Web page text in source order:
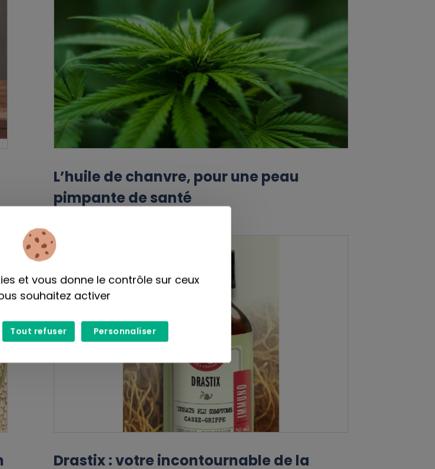
L’huile de chanvre, pour une peau
pimpante de santé
Drastix : votre incontournable de la
et vous donne le contrôle sur ceux
souhaitez activer
Tout refuser Personnaliser